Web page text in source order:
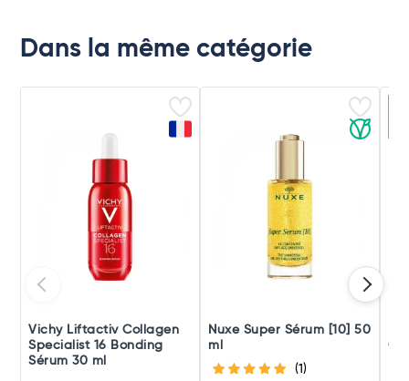
Dans la même catégorie
Vichy Liftactiv Collagen
Specialist 16 Bonding
Sérum 30 ml
Nuxe Super Sérum [10] 50
ml
(1)